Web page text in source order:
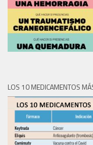
LOS 10 MEDICAMENTOS